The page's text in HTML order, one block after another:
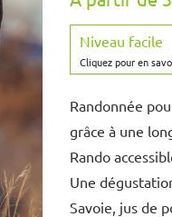
Niveau facile
Randonnée
grâce à une
Rando
Une
Savoie, jus de